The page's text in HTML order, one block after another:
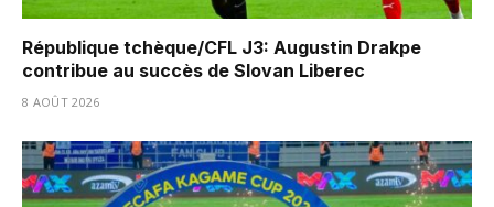
République tchèque/CFL J3: Augustin Drakpe
contribue au succès de Slovan Liberec
8 AOÛT 2026